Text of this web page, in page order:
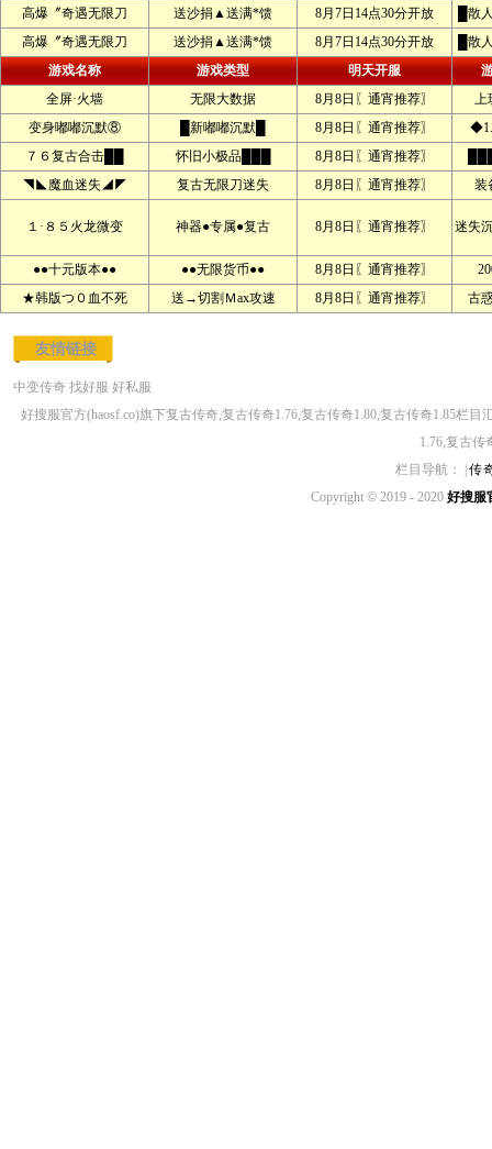
高爆〞奇遇无限刀
送沙捐▲送满*馈 8月7日14点30分开放
█散
高爆〞奇遇无限刀
送沙捐▲送满*馈 8月7日14点30分开放
█散
游戏名称
游戏类型 明天开服
全屏·火墙
无限大数据 8月8日〖通宵推荐〗
上
变身嘟嘟沉默⑧
█新嘟嘟沉默█ 8月8日〖通宵推荐〗
７６复古合击██
怀旧小极品███ 8月8日〖通宵推荐〗
◥◣魔血迷失◢◤
复古无限刀迷失 8月8日〖通宵推荐〗 装
１·８５火龙微变 神器●专属●复古 8月8日〖通宵推荐〗 迷失
●●十元版本●● ●●无限货币●● 8月8日〖通宵推荐〗
★韩版つ０血不死
送→切割Ｍax攻速 8月8日〖通宵推荐〗 古
友情链接
中变传奇 找好服 好私服
好搜服官方(haosf.co)旗下复古传奇,复古传奇1.76,复古传奇1.80,复古传奇1.85栏
1.76,复古传
栏目导航： |传
Copyright © 2019 - 2020 好搜服